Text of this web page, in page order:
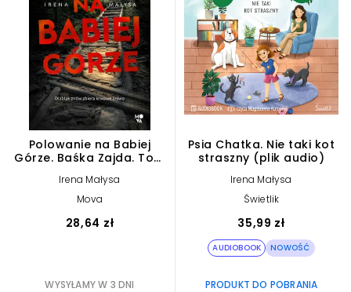
Polowanie na Babiej
Górze. Baśka Zajda. Tom
Irena Małysa
Mova
28,64 zł
WYSYŁAMY W 3 DNI
Psia Chatka. Nie taki kot
straszny (plik audio)
Irena Małysa
Świetlik
35,99 zł
AUDIOBOOK NOWOŚĆ
PRODUKT DO POBRANIA